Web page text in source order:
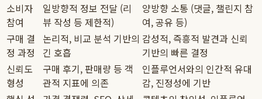
소비자
참여
일방향적 정보 전달 (리
뷰 작성 등 제한적)
양방향 소통 (댓글, 챌린지 참
여, 공유 등)
구매 결
정 과정
논리적, 비교 분석 기반의
긴 호흡
감성적, 즉흥적 발견과 신뢰
기반의 빠른 결정
신뢰도
형성
구매 후기, 판매량 등 객
관적 지표에 의존
인플루언서와의 인간적 유대
감, 진정성에 기반